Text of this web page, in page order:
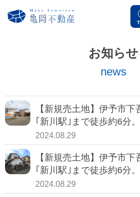
お知らせ
news
【新規売土地】伊予市
｢新川駅｣まで徒歩約6分。
2024.08.29
【新規売土地】伊予市
｢新川駅｣まで徒歩約6分。
2024.08.29